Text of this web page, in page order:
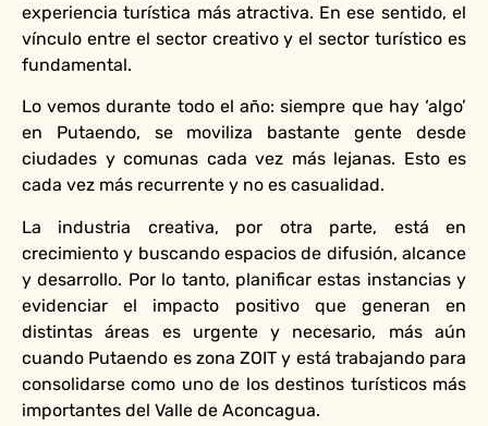
experiencia turística más atractiva. En ese sentido, el
vínculo entre el sector creativo y el sector turístico es
fundamental.
Lo vemos durante todo el año: siempre que hay ‘algo’
en Putaendo, se moviliza bastante gente desde
ciudades y comunas cada vez más lejanas. Esto es
cada vez más recurrente y no es casualidad.
La industria creativa, por otra parte, está en
crecimiento y buscando espacios de difusión, alcance
y desarrollo. Por lo tanto, planificar estas instancias y
evidenciar el impacto positivo que generan en
distintas áreas es urgente y necesario, más aún
cuando Putaendo es zona ZOIT y está trabajando para
consolidarse como uno de los destinos turísticos más
importantes del Valle de Aconcagua.